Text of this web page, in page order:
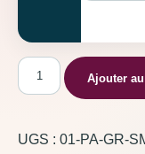
quantité de Panda
Ajouter
UGS : 01-PA-GR-